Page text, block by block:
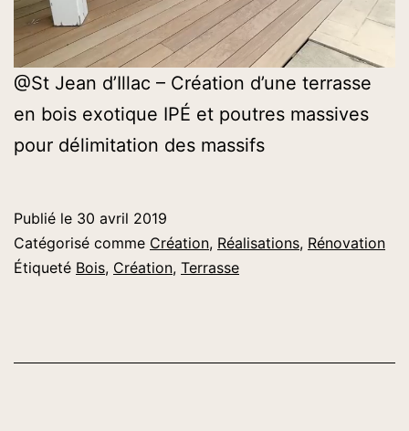
@St Jean d’Illac – Création d’une terrasse
en bois exotique IPÉ et poutres massives
pour délimitation des massifs
Publié le 30 avril 2019
Catégorisé comme Création, Réalisations, Rénovation
Étiqueté Bois, Création, Terrasse